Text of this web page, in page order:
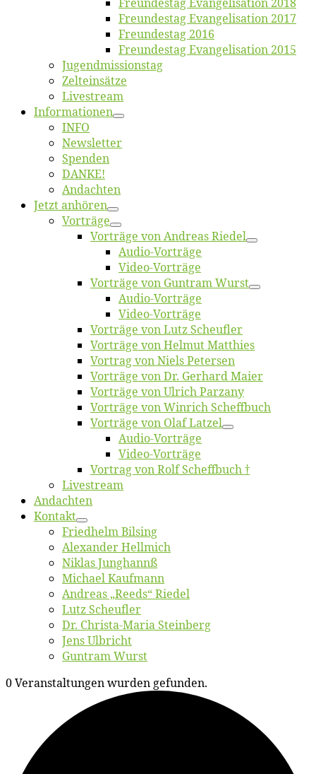
Freun­des­tag Evan­ge­li­sa­ti­on 2017
Freun­des­tag 2016
Freun­des­tag Evan­ge­li­sa­ti­on 2015
Jugend­mis­sions­tag
Zelt­ein­sät­ze
Live­stream
Informatio­nen
INFO
News­let­ter
Spen­den
DANKE!
An­dach­ten
Jetzt an­hö­ren
Vor­trä­ge
Vor­trä­ge von An­dre­as Riedel
Au­dio-Vor­trä­ge
Vi­deo-Vor­trä­ge
Vor­trä­ge von Gun­tram Wurst
Au­dio-Vor­trä­ge
Vi­deo-Vor­trä­ge
Vor­trä­ge von Lutz Scheufler
Vor­trä­ge von Hel­mut Matthies
Vor­trag von Niels Petersen
Vor­trä­ge von Dr. Ger­hard Maier
Vor­trä­ge von Ul­rich Parzany
Vor­trä­ge von Win­rich Scheffbuch
Vor­trä­ge von Olaf Latzel
Au­dio-Vor­trä­ge
Vi­deo-Vor­trä­ge
Vor­trag von Rolf Scheffbuch †
Live­stream
An­dach­ten
Kon­takt
Fried­helm Bilsing
Alex­an­der Hellmich
Ni­klas Junghannß
Mi­cha­el Kaufmann
An­dre­as „Reeds“ Riedel
Lutz Scheuf­ler
Dr. Chris­­ta-Ma­ria Steinberg
Jens Ulb­richt
Gun­tram Wurst
0 Veranstaltungen wurden gefunden.